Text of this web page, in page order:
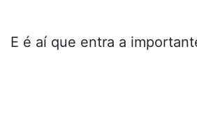
E é aí que entra a